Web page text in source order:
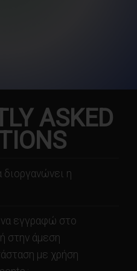
ASKED
διοργανώνει η
εγγραφώ στο
στην άμεση
με χρήση